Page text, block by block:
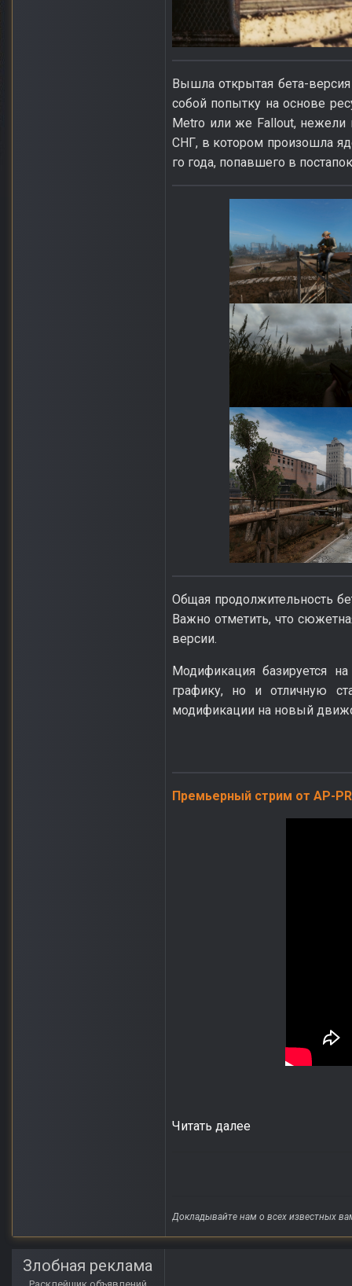
Вышла открытая бета-
собой попытку на основе
Metro или же Fallout, нежели
СНГ, в котором произошла
го года, попавшего в
Общая продолжительность
Важно отметить, что
версии.
Модификация базируется
графику, но и отличную
модификации на новый
Премьерный стрим от AP-
Читать далее
Докладывайте нам о всех известных
Злобная реклама